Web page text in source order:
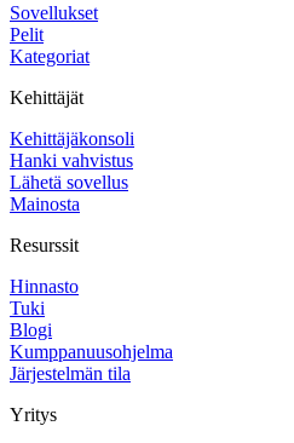
Sovellukset
Pelit
Kategoriat
Kehittäjät
Kehittäjäkonsoli
Hanki vahvistus
Lähetä sovellus
Mainosta
Resurssit
Hinnasto
Tuki
Blogi
Kumppanuusohjelma
Järjestelmän tila
Yritys